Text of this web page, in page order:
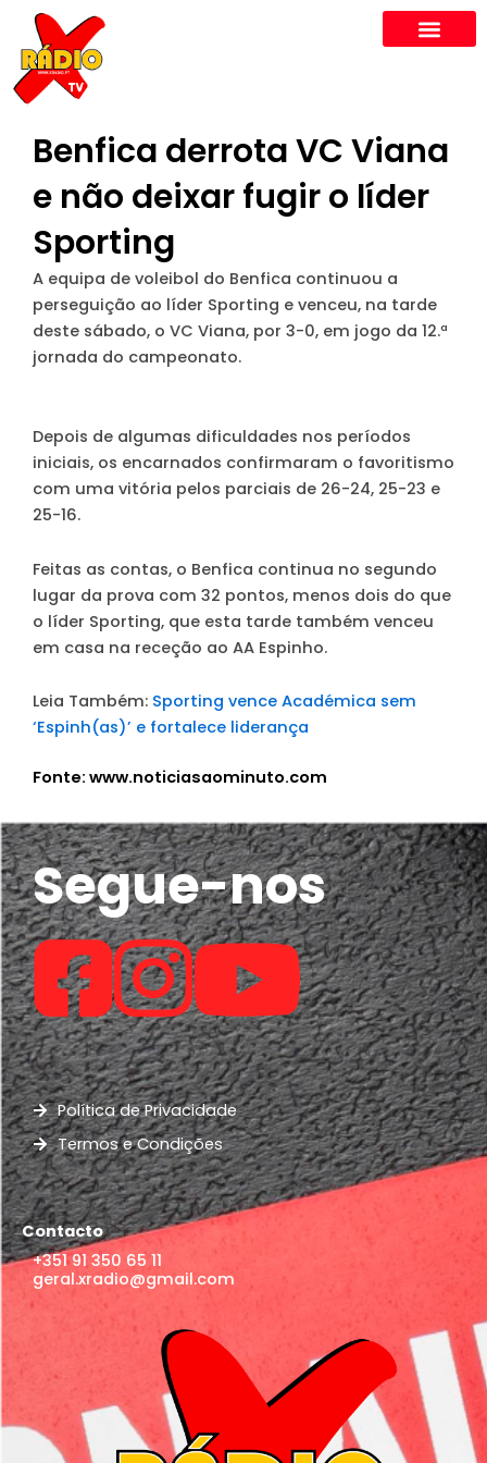
content
Benfica derrota VC Viana
e não deixar fugir o líder
Sporting
A equipa de voleibol do Benfica continuou a
perseguição ao líder Sporting e venceu, na tarde
deste sábado, o VC Viana, por 3-0, em jogo da 12.ª
jornada do campeonato.
Depois de algumas dificuldades nos períodos
iniciais, os encarnados confirmaram o favoritismo
com uma vitória pelos parciais de 26-24, 25-23 e
25-16.
Feitas as contas, o Benfica continua no segundo
lugar da prova com 32 pontos, menos dois do que
o líder Sporting, que esta tarde também venceu
em casa na receção ao AA Espinho.
Leia Também: Sporting vence Académica sem
‘Espinh(as)’ e fortalece liderança
Fonte: www.noticiasaominuto.com
Segue-nos
Política de Privacidade
Termos e Condições
Contacto
+351 91 350 65 11
geral.xradio@gmail.com